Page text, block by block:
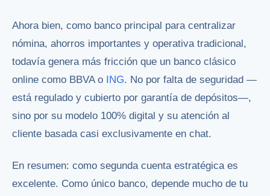
Ahora bien, como banco principal para centralizar
nómina, ahorros importantes y operativa tradicional,
todavía genera más fricción que un banco clásico
online como BBVA o ING. No por falta de seguridad —
está regulado y cubierto por garantía de depósitos—,
sino por su modelo 100% digital y su atención al
cliente basada casi exclusivamente en chat.
En resumen: como segunda cuenta estratégica es
excelente. Como único banco, depende mucho de tu